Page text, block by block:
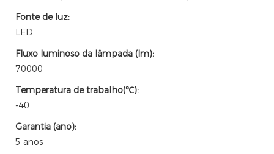
Fonte de luz:
LED
Fluxo luminoso da lâmpada (lm):
70000
Temperatura de trabalho(℃):
-40
Garantia (ano):
5 anos